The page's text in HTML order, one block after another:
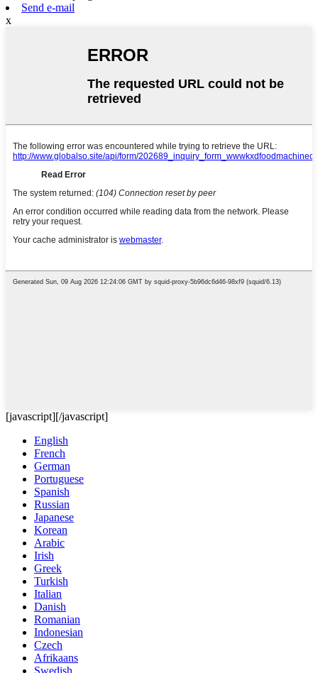
Send e-mail
x
[javascript][/javascript]
English
French
German
Portuguese
Spanish
Russian
Japanese
Korean
Arabic
Irish
Greek
Turkish
Italian
Danish
Romanian
Indonesian
Czech
Afrikaans
Swedish